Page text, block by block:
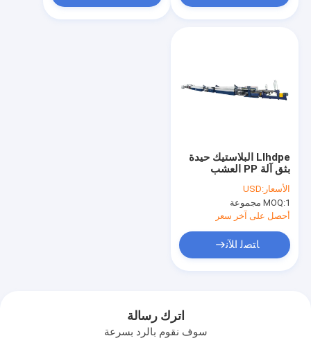
Llhdpe البلاستيك حيدة
بثق آلة PP العشب
الاصطناعي غزل العشب
الأسعار:USD
MOQ:1 مجموعة
أحصل على آخر سعر
ﺎﺘﺼﻟ ﺍﻶﻧ
اترك رسالة
سوف نقوم بالرد بسرعة